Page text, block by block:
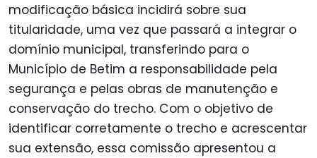
modificação básica incidirá sobre sua
titularidade, uma vez que passará a integrar o
domínio municipal, transferindo para o
Município de Betim a responsabilidade pela
segurança e pelas obras de manutenção e
conservação do trecho. Com o objetivo de
identificar corretamente o trecho e acrescentar
sua extensão, essa comissão apresentou a